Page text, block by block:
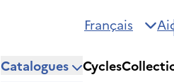
Français
Catalogues Cycles